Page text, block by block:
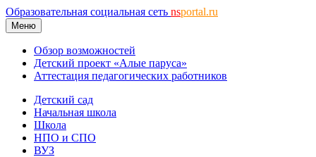
Образовательная социальная сеть nsportal.ru
Меню
Обзор возможностей
Детский проект «Алые паруса»
Аттестация педагогических работников
Детский сад
Начальная школа
Школа
НПО и СПО
ВУЗ